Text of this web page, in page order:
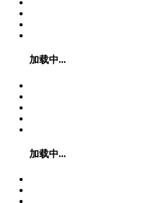
加载中...
加载中...